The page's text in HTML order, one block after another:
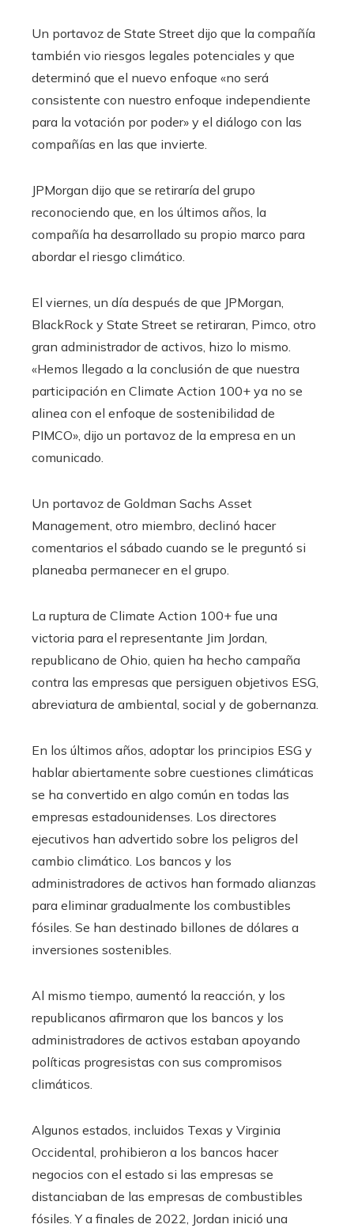
Un portavoz de State Street dijo que la compañía
también vio riesgos legales potenciales y que
determinó que el nuevo enfoque «no será
consistente con nuestro enfoque independiente
para la votación por poder» y el diálogo con las
compañías en las que invierte.
JPMorgan dijo que se retiraría del grupo
reconociendo que, en los últimos años, la
compañía ha desarrollado su propio marco para
abordar el riesgo climático.
El viernes, un día después de que JPMorgan,
BlackRock y State Street se retiraran, Pimco, otro
gran administrador de activos, hizo lo mismo.
«Hemos llegado a la conclusión de que nuestra
participación en Climate Action 100+ ya no se
alinea con el enfoque de sostenibilidad de
PIMCO», dijo un portavoz de la empresa en un
comunicado.
Un portavoz de Goldman Sachs Asset
Management, otro miembro, declinó hacer
comentarios el sábado cuando se le preguntó si
planeaba permanecer en el grupo.
La ruptura de Climate Action 100+ fue una
victoria para el representante Jim Jordan,
republicano de Ohio, quien ha hecho campaña
contra las empresas que persiguen objetivos ESG,
abreviatura de ambiental, social y de gobernanza.
En los últimos años, adoptar los principios ESG y
hablar abiertamente sobre cuestiones climáticas
se ha convertido en algo común en todas las
empresas estadounidenses. Los directores
ejecutivos han advertido sobre los peligros del
cambio climático. Los bancos y los
administradores de activos han formado alianzas
para eliminar gradualmente los combustibles
fósiles. Se han destinado billones de dólares a
inversiones sostenibles.
Al mismo tiempo, aumentó la reacción, y los
republicanos afirmaron que los bancos y los
administradores de activos estaban apoyando
políticas progresistas con sus compromisos
climáticos.
Algunos estados, incluidos Texas y Virginia
Occidental, prohibieron a los bancos hacer
negocios con el estado si las empresas se
distanciaban de las empresas de combustibles
fósiles. Y a finales de 2022, Jordan inició una